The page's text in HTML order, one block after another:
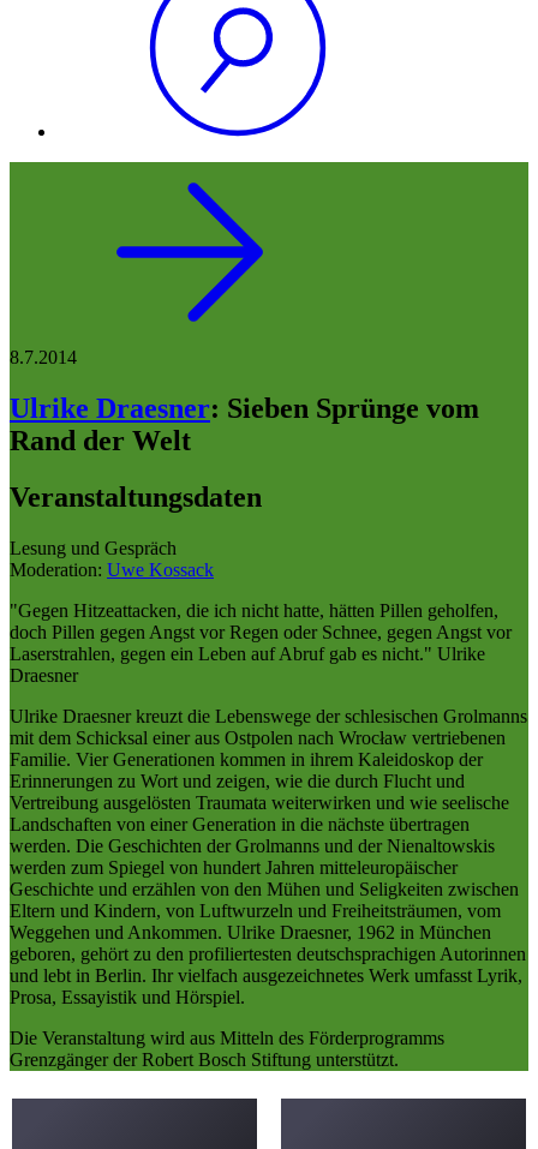
8.7.2014
Ulrike Draesner: Sieben Sprünge vom
Rand der Welt
Veranstaltungsdaten
Lesung und Gespräch
Moderation: Uwe Kossack
"Gegen Hitzeattacken, die ich nicht hatte, hätten Pillen geholfen,
doch Pillen gegen Angst vor Regen oder Schnee, gegen Angst vor
Laserstrahlen, gegen ein Leben auf Abruf gab es nicht." Ulrike
Draesner
Ulrike Draesner kreuzt die Lebenswege der schlesischen Grolmanns
mit dem Schicksal einer aus Ostpolen nach Wrocław vertriebenen
Familie. Vier Generationen kommen in ihrem Kaleidoskop der
Erinnerungen zu Wort und zeigen, wie die durch Flucht und
Vertreibung ausgelösten Traumata weiterwirken und wie seelische
Landschaften von einer Generation in die nächste übertragen
werden. Die Geschichten der Grolmanns und der Nienaltowskis
werden zum Spiegel von hundert Jahren mitteleuropäischer
Geschichte und erzählen von den Mühen und Seligkeiten zwischen
Eltern und Kindern, von Luftwurzeln und Freiheitsträumen, vom
Weggehen und Ankommen. Ulrike Draesner, 1962 in München
geboren, gehört zu den profiliertesten deutschsprachigen Autorinnen
und lebt in Berlin. Ihr vielfach ausgezeichnetes Werk umfasst Lyrik,
Prosa, Essayistik und Hörspiel.
Die Veranstaltung wird aus Mitteln des Förderprogramms
Grenzgänger der Robert Bosch Stiftung unterstützt.